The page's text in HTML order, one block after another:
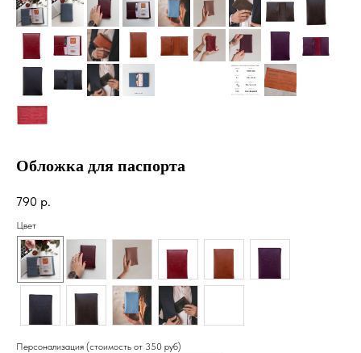
Обложка для паспорта
790 р.
Цвет
Персонализация (стоимость от 350 руб)